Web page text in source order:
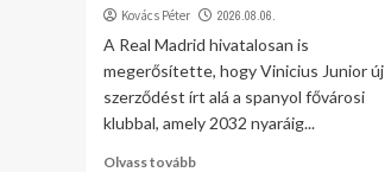
Kovács Péter 2026.08.06.
A Real Madrid hivatalosan is
megerősítette, hogy Vinicius Junior új
szerződést írt alá a spanyol fővárosi
klubbal, amely 2032 nyaráig...
Olvass tovább